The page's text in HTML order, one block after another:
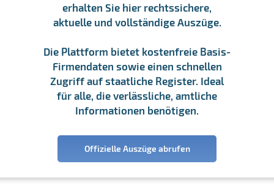
erhalten Sie hier rechtssichere,
aktuelle und vollständige Auszüge.
Die Plattform bietet kostenfreie Basis-
Firmendaten sowie einen schnellen
Zugriff auf staatliche Register. Ideal
für alle, die verlässliche, amtliche
Informationen benötigen.
Offizielle Auszüge abrufen